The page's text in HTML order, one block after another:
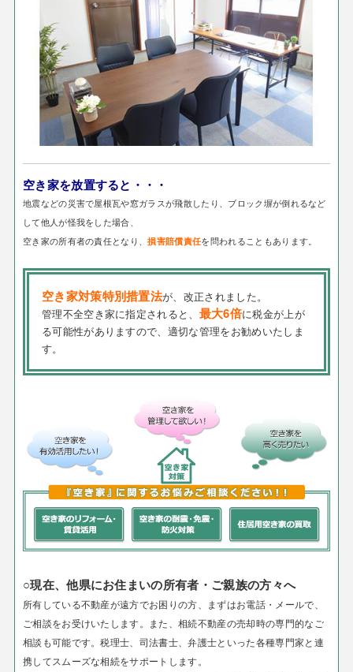
空き家を放置すると・・・
地震などの災害で屋根瓦や窓ガラスが飛散したり、ブロック塀が倒れるなど
して他人が怪我をした場合、
空き家の所有者の責任となり、損害賠償責任を問われることもあります。
空き家対策特別措置法が、改正されました。
管理不全空き家に指定されると、 最大6倍に税金が上が
る可能性がありますので、適切な管理をお勧めいたしま
す。
○現在、他県にお住まいの所有者・ご親族の方々へ
所有している不動産が遠方でお困りの方、まずはお電話・メールで、
ご相談をお受けいたします。
また、相続不動産の売却時の専門的なご
相談も可能です。税理士、司法書士、弁護士といった各種専門家と連
携してスムーズな相続をサポートします。